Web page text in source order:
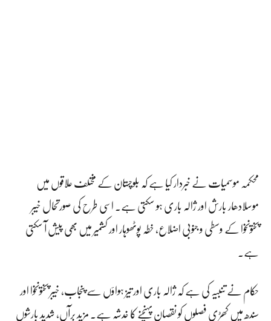
محکمہ موسمیات نے خبردار کیا ہے کہ بلوچستان کے مختلف علاقوں میں
موسلادھار بارش اور ژالہ باری ہو سکتی ہے۔ اسی طرح کی صورتحال خیبر
پختونخوا کے وسطی و جنوبی اضلاع، خطہ پوٹھوہار اور کشمیر میں بھی پیش آ سکتی
ہے۔
حکام نے تنبیہ کی ہے کہ ژالہ باری اور تیز ہواؤں سے پنجاب، خیبر پختونخوا اور
سندھ میں کھڑی فصلوں کو نقصان پہنچنے کا خدشہ ہے۔ مزید برآں، شدید بارشوں